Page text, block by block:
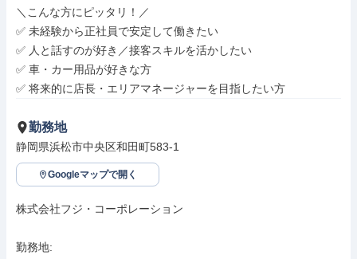
＼こんな方にピッタリ！／
✅ 未経験から正社員で安定して働きたい
✅ 人と話すのが好き／接客スキルを活かしたい
✅ 車・カー用品が好きな方
✅ 将来的に店長・エリアマネージャーを目指したい方
勤務地
静岡県浜松市中央区和田町583-1
Googleマップで開く
株式会社フジ・コーポレーション
勤務地: